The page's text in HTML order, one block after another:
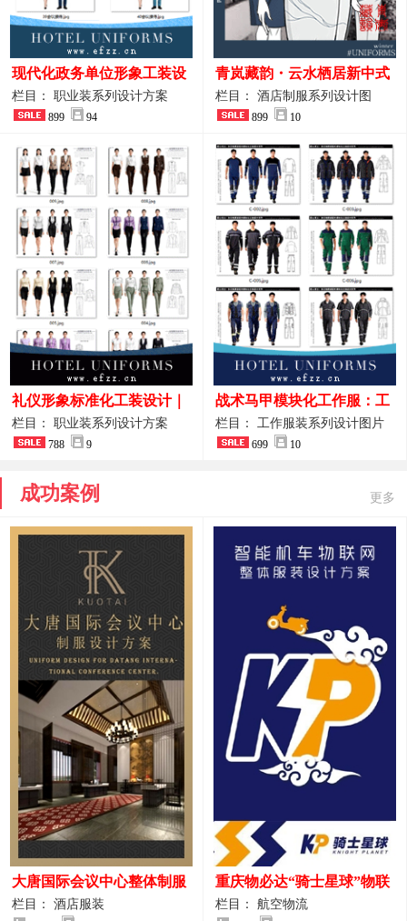
现代化政务单位形象工装设
计｜国风会务接待西装制服
整套方案
栏目： 职业装系列设计方案
899 94
青岚藏韵・云水栖居新中式
酒店全岗位制服设计原创作
品图
栏目： 酒店制服系列设计图
899 10
礼仪形象标准化工装设计｜
高端服务业仪态塑造专属职
业装系列
栏目： 职业装系列设计方案
788 9
战术马甲模块化工作服：工
程巡检与设备调试岗位的多
功能收纳设计
栏目： 工作服装系列设计图片
699 10
成功案例 更多
大唐国际会议中心整体制服
设计案例
栏目： 酒店服装
重庆物必达“骑士星球”物联
网派送人员服装设计案例
栏目： 航空物流